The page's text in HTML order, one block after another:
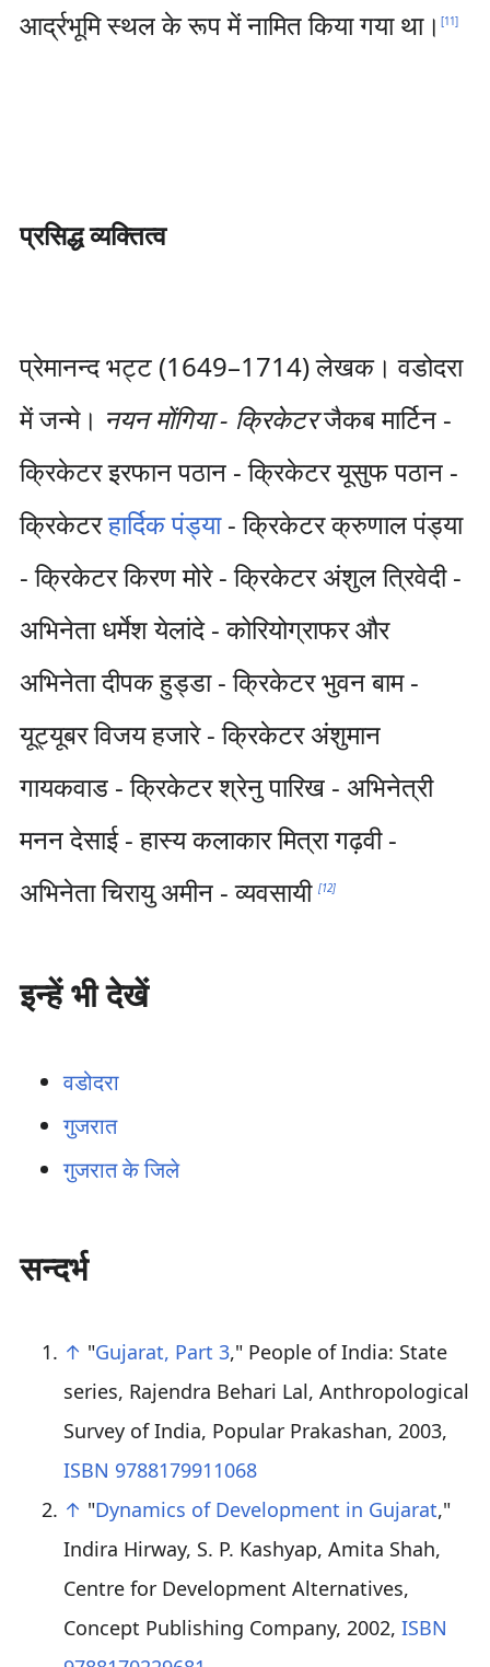
आर्द्रभूमि स्थल के रूप में नामित किया गया था। [11]
प्रसिद्ध व्यक्तित्व
प्रेमानन्द भट्ट (1649–1714) लेखक। वडोदरा
में जन्मे। नयन मोंगिया - क्रिकेटरजैकब मार्टिन -
क्रिकेटर इरफान पठान - क्रिकेटर यूसुफ पठान -
क्रिकेटरहार्दिक पंड्या- क्रिकेटर क्रुणाल पंड्या
- क्रिकेटर किरण मोरे - क्रिकेटर अंशुल त्रिवेदी -
अभिनेता धर्मेश येलांदे - कोरियोग्राफर और
अभिनेता दीपक हुड्डा - क्रिकेटर भुवन बाम -
यूट्यूबर विजय हजारे - क्रिकेटर अंशुमान
गायकवाड - क्रिकेटर श्रेनु पारिख - अभिनेत्री
मनन देसाई - हास्य कलाकार मित्रा गढ़वी -
अभिनेता चिरायु अमीन - व्यवसायी [12]
इन्हें भी देखें
वडोदरा
गुजरात
गुजरात के जिले
सन्दर्भ
↑ "Gujarat, Part 3," People of India: State
series, Rajendra Behari Lal, Anthropological
Survey of India, Popular Prakashan, 2003,
ISBN 9788179911068
↑ "Dynamics of Development in Gujarat,"
Indira Hirway, S. P. Kashyap, Amita Shah,
Centre for Development Alternatives,
Concept Publishing Company, 2002, ISBN